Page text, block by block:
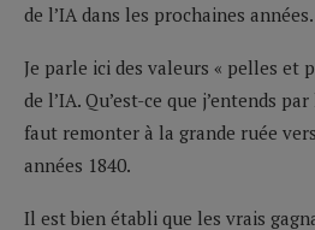
de l’IA dans les prochaines années.
Je parle ici des valeurs « pelles et
de l’IA. Qu’est-ce que j’entends
faut remonter à la grande ruée
années 1840.
Il est bien établi que les vrais